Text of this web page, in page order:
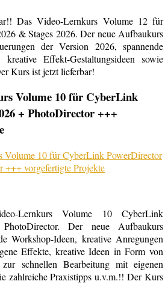
Das Video-Lernkurs Volume 12 für
& Stages 2026. Der neue Aufbaukurs
der Version 2026, spannende
kreative Effekt-Gestaltungsideen sowie
Kurs ist jetzt lieferbar!
Volume 10 für CyberLink
+ PhotoDirector +++
Lernkurs Volume 10 CyberLink
Der neue Aufbaukurs
Workshop-Ideen, kreative Anregungen
Effekte, kreative Ideen in Form von
schnellen Bearbeitung mit eigenen
zahlreiche Praxistipps u.v.m.!! Der Kurs